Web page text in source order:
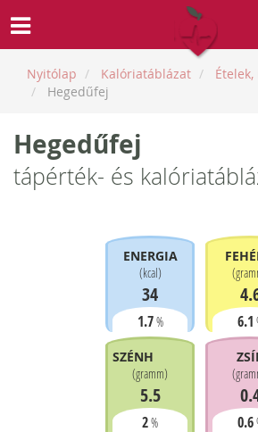
Nyitólap Kalóriatáblázat
Hegedűfej
Hegedűfej
tápérték- és
ENERGIA
(kcal)
34
1.7%
(
6.1
SZÉNHIDRÁT
(gramm)
5.5
2%
(
0.6